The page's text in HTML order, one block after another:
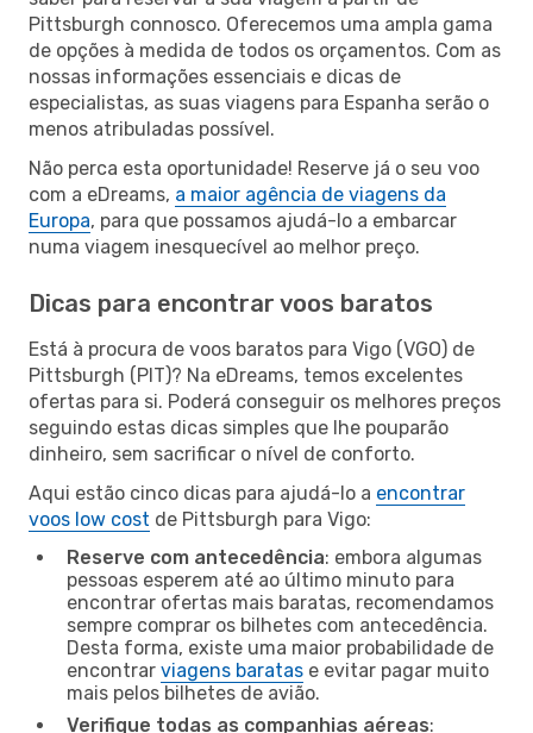
Pittsburgh connosco. Oferecemos uma ampla gama
de opções à medida de todos os orçamentos. Com as
nossas informações essenciais e dicas de
especialistas, as suas viagens para Espanha serão o
menos atribuladas possível.
Não perca esta oportunidade! Reserve já o seu voo
com a eDreams, a maior agência de viagens da
Europa, para que possamos ajudá-lo a embarcar
numa viagem inesquecível ao melhor preço.
Dicas para encontrar voos baratos
Está à procura de voos baratos para Vigo (VGO) de
Pittsburgh (PIT)? Na eDreams, temos excelentes
ofertas para si. Poderá conseguir os melhores preços
seguindo estas dicas simples que lhe pouparão
dinheiro, sem sacrificar o nível de conforto.
Aqui estão cinco dicas para ajudá-lo a encontrar
voos low cost de Pittsburgh para Vigo:
Reserve com antecedência: embora algumas
pessoas esperem até ao último minuto para
encontrar ofertas mais baratas, recomendamos
sempre comprar os bilhetes com antecedência.
Desta forma, existe uma maior probabilidade de
encontrar viagens baratas e evitar pagar muito
mais pelos bilhetes de avião.
Verifique todas as companhias aéreas: